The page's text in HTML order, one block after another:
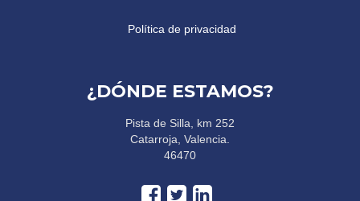
Política de privacidad
¿DÓNDE ESTAMOS?
Pista de Silla, km 252
Catarroja, Valencia.
46470